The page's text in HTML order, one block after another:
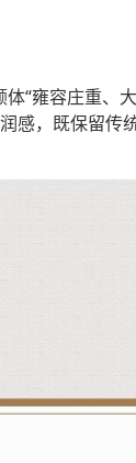
雍容庄重、
，既保留传